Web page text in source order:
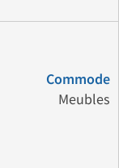
Commode
Meubles